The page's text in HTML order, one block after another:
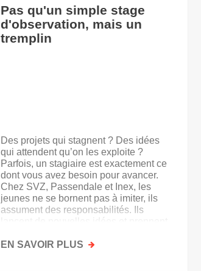
Pas qu'un simple stage
d'observation, mais un
tremplin
Des projets qui stagnent ? Des idées
qui attendent qu’on les exploite ?
Parfois, un stagiaire est exactement ce
dont vous avez besoin pour avancer.
Chez SVZ, Passendale et Inex, les
jeunes ne se bornent pas à imiter, ils
assument des responsabilités. Ils
lancent de nouvelles idées et prennent
EN SAVOIR PLUS SUR